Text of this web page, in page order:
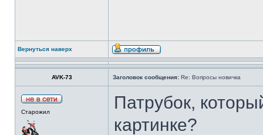
Вернуться наверх
AVK-73 Заголовок сообщения: Re: Вопросы новичка
Старожил
Патрубок,
картинке?